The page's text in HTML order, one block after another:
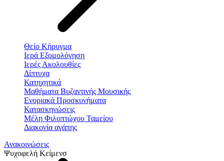
Θείο Κήρυγμα
Ιερά Εξομολόγηση
Ιερές Ακολουθίες
Δίπτυχα
Κατηχητικά
Μαθήματα Βυζαντινής Μουσικής
Ενοριακά Προσκυνήματα
Κατασκηνώσεις
Μέλη Φιλοπτώχου Ταμείου
Διακονία αγάπης
Ανακοινώσεις
Ψυχοφελή Κείμενσ